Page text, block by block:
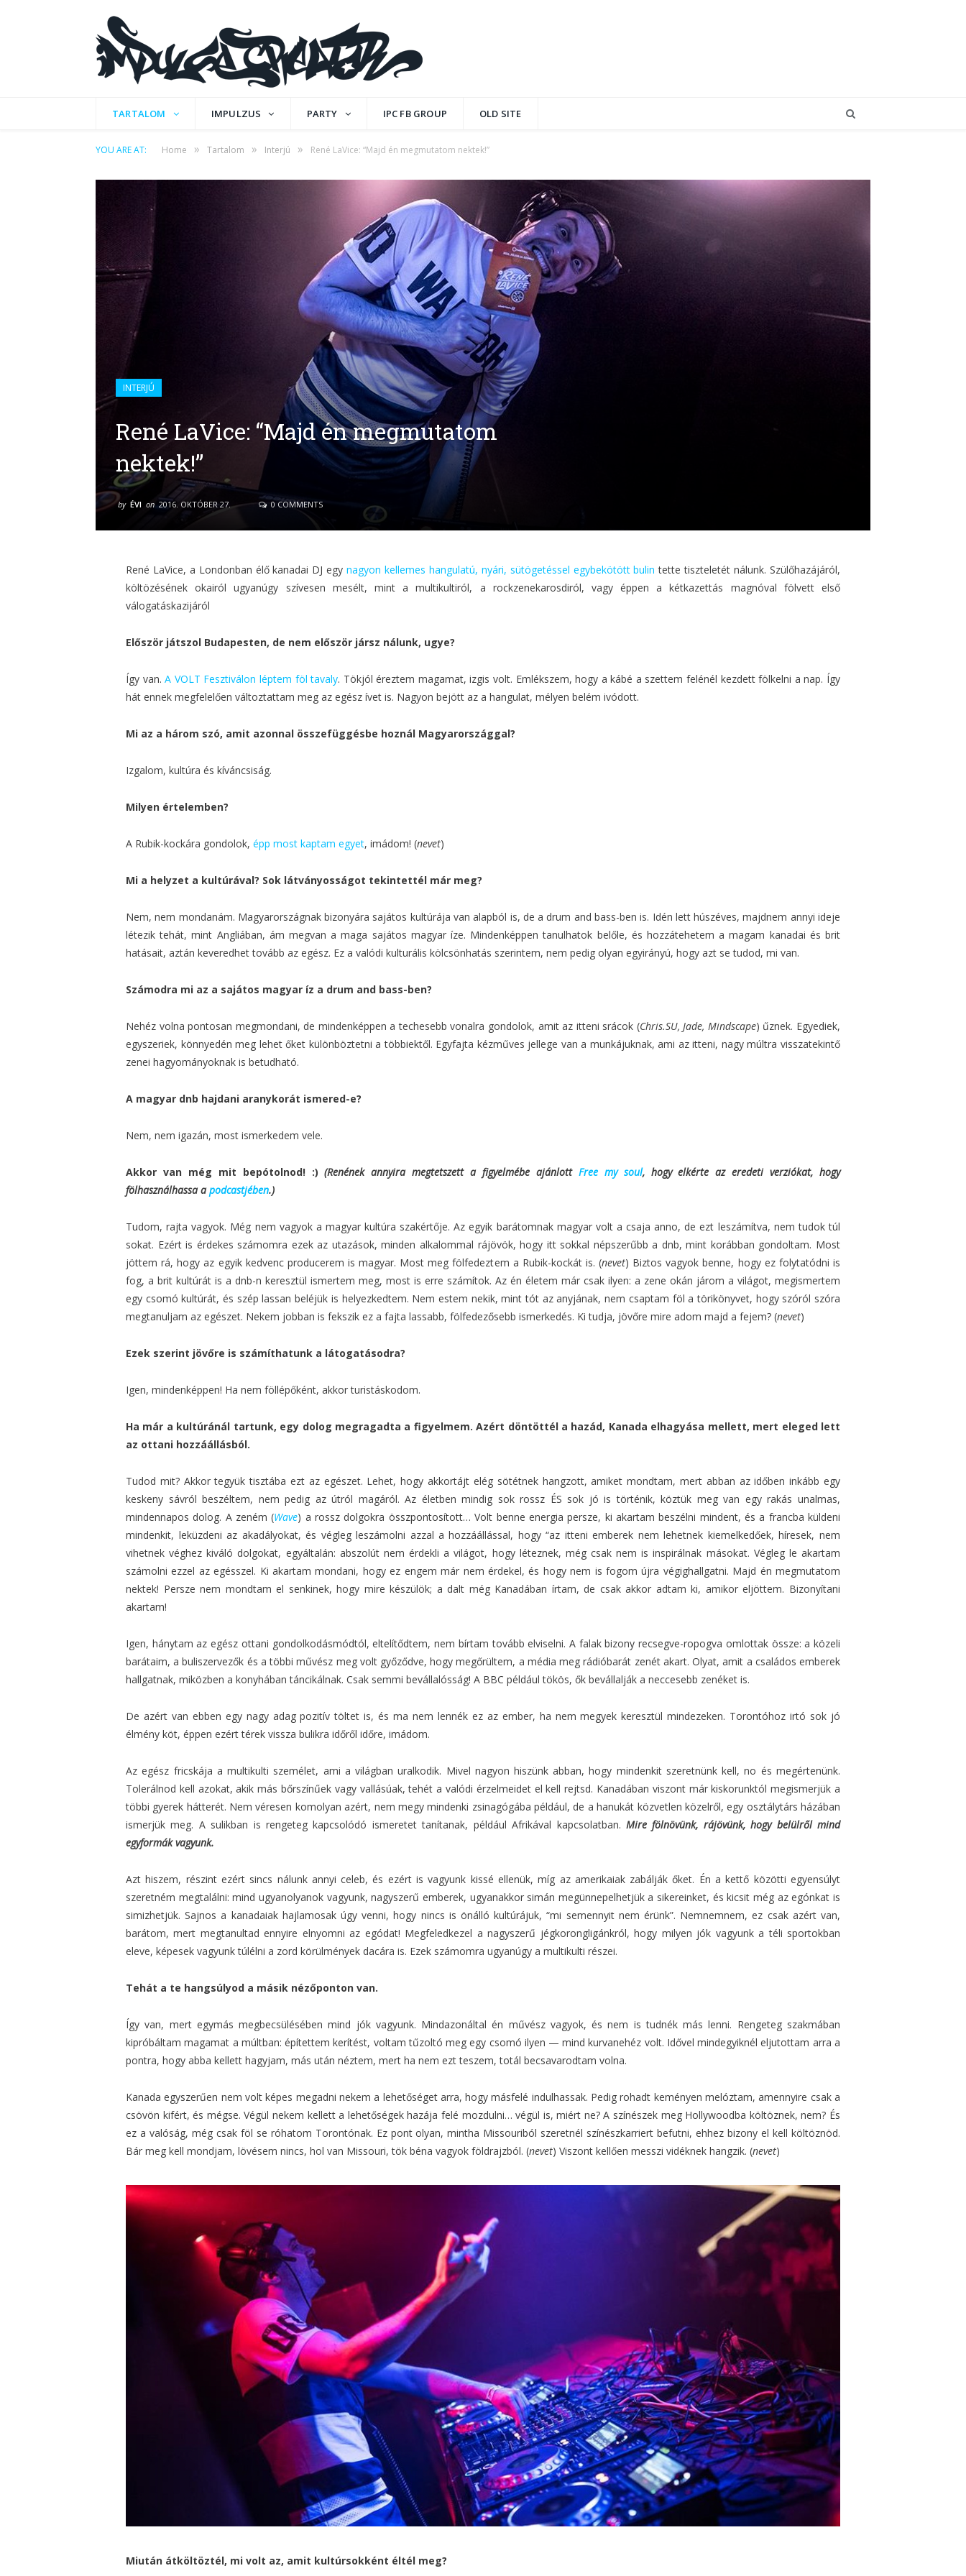
TARTALOM IMPULZUS PARTY IPC FB GROUP OLD SITE
YOU ARE AT: Home » Tartalom » Interjú » René LaVice: “Majd én megmutatom nektek!”
INTERJÚ
René LaVice: “Majd én megmutatom
nektek!”
by ÉVI on 2016. OKTÓBER 27. 0 COMMENTS
René LaVice, a Londonban élő kanadai DJ egynagyon kellemes hangulatú, nyári, sütögetéssel egybekötött bulintette tiszteletét nálunk. Szülőhazájáról,
költözésének okairól ugyanúgy szívesen mesélt, mint a multikultiról, a rockzenekarosdiról, vagy éppen a kétkazettás magnóval fölvett első
válogatáskazijáról
Először játszol Budapesten, de nem először jársz nálunk, ugye?
Így van.A VOLT Fesztiválon léptem föl tavaly. Tökjól éreztem magamat, izgis volt. Emlékszem, hogy a kábé a szettem felénél kezdett fölkelni a nap. Így
hát ennek megfelelően változtattam meg az egész ívet is. Nagyon bejött az a hangulat, mélyen belém ivódott.
Mi az a három szó, amit azonnal összefüggésbe hoznál Magyarországgal?
Izgalom, kultúra és kíváncsiság.
Milyen értelemben?
A Rubik-kockára gondolok,épp most kaptam egyet, imádom! (nevet)
Mi a helyzet a kultúrával? Sok látványosságot tekintettél már meg?
Nem, nem mondanám. Magyarországnak bizonyára sajátos kultúrája van alapból is, de a drum and bass-ben is. Idén lett húszéves, majdnem annyi ideje
létezik tehát, mint Angliában, ám megvan a maga sajátos magyar íze. Mindenképpen tanulhatok belőle, és hozzátehetem a magam kanadai és brit
hatásait, aztán keveredhet tovább az egész. Ez a valódi kulturális kölcsönhatás szerintem, nem pedig olyan egyirányú, hogy azt se tudod, mi van.
Számodra mi az a sajátos magyar íz a drum and bass-ben?
Nehéz volna pontosan megmondani, de mindenképpen a techesebb vonalra gondolok, amit az itteni srácok (Chris.SU, Jade, Mindscape) űznek. Egyediek,
egyszeriek, könnyedén meg lehet őket különböztetni a többiektől. Egyfajta kézműves jellege van a munkájuknak, ami az itteni, nagy múltra visszatekintő
zenei hagyományoknak is betudható.
A magyar dnb hajdani aranykorát ismered-e?
Nem, nem igazán, most ismerkedem vele.
Akkor van még mit bepótolnod! :)(Renének annyira megtetszett a figyelmébe ajánlott Free my soul, hogy elkérte az eredeti verziókat, hogy
fölhasználhassa apodcastjében.)
Tudom, rajta vagyok. Még nem vagyok a magyar kultúra szakértője. Az egyik barátomnak magyar volt a csaja anno, de ezt leszámítva, nem tudok túl
sokat. Ezért is érdekes számomra ezek az utazások, minden alkalommal rájövök, hogy itt sokkal népszerűbb a dnb, mint korábban gondoltam. Most
jöttem rá, hogy az egyik kedvenc producerem is magyar. Most meg fölfedeztem a Rubik-kockát is. (nevet) Biztos vagyok benne, hogy ez folytatódni is
fog, a brit kultúrát is a dnb-n keresztül ismertem meg, most is erre számítok. Az én életem már csak ilyen: a zene okán járom a világot, megismertem
egy csomó kultúrát, és szép lassan beléjük is helyezkedtem. Nem estem nekik, mint tót az anyjának, nem csaptam föl a törikönyvet, hogy szóról szóra
megtanuljam az egészet. Nekem jobban is fekszik ez a fajta lassabb, fölfedezősebb ismerkedés. Ki tudja, jövőre mire adom majd a fejem? (nevet)
Ezek szerint jövőre is számíthatunk a látogatásodra?
Igen, mindenképpen! Ha nem föllépőként, akkor turistáskodom.
Ha már a kultúránál tartunk, egy dolog megragadta a figyelmem. Azért döntöttél a hazád, Kanada elhagyása mellett, mert eleged lett
az ottani hozzáállásból.
Tudod mit? Akkor tegyük tisztába ezt az egészet. Lehet, hogy akkortájt elég sötétnek hangzott, amiket mondtam, mert abban az időben inkább egy
keskeny sávról beszéltem, nem pedig az útról magáról. Az életben mindig sok rossz ÉS sok jó is történik, köztük meg van egy rakás unalmas,
mindennapos dolog. A zeném (Wave) a rossz dolgokra összpontosított… Volt benne energia persze, ki akartam beszélni mindent, és a francba küldeni
mindenkit, leküzdeni az akadályokat, és végleg leszámolni azzal a hozzáállással, hogy “az itteni emberek nem lehetnek kiemelkedőek, híresek, nem
vihetnek véghez kiváló dolgokat, egyáltalán: abszolút nem érdekli a világot, hogy léteznek, még csak nem is inspirálnak másokat. Végleg le akartam
számolni ezzel az egésszel. Ki akartam mondani, hogy ez engem már nem érdekel, és hogy nem is fogom újra végighallgatni. Majd én megmutatom
nektek! Persze nem mondtam el senkinek, hogy mire készülök; a dalt még Kanadában írtam, de csak akkor adtam ki, amikor eljöttem. Bizonyítani
akartam!
Igen, hánytam az egész ottani gondolkodásmódtól, eltelítődtem, nem bírtam tovább elviselni. A falak bizony recsegve-ropogva omlottak össze: a közeli
barátaim, a buliszervezők és a többi művész meg volt győződve, hogy megőrültem, a média meg rádióbarát zenét akart. Olyat, amit a családos emberek
hallgatnak, miközben a konyhában táncikálnak. Csak semmi bevállalósság! A BBC például tökös, ők bevállalják a neccesebb zenéket is.
De azért van ebben egy nagy adag pozitív töltet is, és ma nem lennék ez az ember, ha nem megyek keresztül mindezeken. Torontóhoz irtó sok jó
élmény köt, éppen ezért térek vissza bulikra időről időre, imádom.
Az egész fricskája a multikulti személet, ami a világban uralkodik. Mivel nagyon hiszünk abban, hogy mindenkit szeretnünk kell, no és megértenünk.
Tolerálnod kell azokat, akik más bőrszínűek vagy vallásúak, tehét a valódi érzelmeidet el kell rejtsd. Kanadában viszont már kiskorunktól megismerjük a
többi gyerek hátterét. Nem véresen komolyan azért, nem megy mindenki zsinagógába például, de a hanukát közvetlen közelről, egy osztálytárs házában
ismerjük meg. A sulikban is rengeteg kapcsolódó ismeretet tanítanak, például Afrikával kapcsolatban. Mire fölnövünk, rájövünk, hogy belülről mind
egyformák vagyunk.
Azt hiszem, részint ezért sincs nálunk annyi celeb, és ezért is vagyunk kissé ellenük, míg az amerikaiak zabálják őket. Én a kettő közötti egyensúlyt
szeretném megtalálni: mind ugyanolyanok vagyunk, nagyszerű emberek, ugyanakkor simán megünnepelhetjük a sikereinket, és kicsit még az egónkat is
simizhetjük. Sajnos a kanadaiak hajlamosak úgy venni, hogy nincs is önálló kultúrájuk, “mi semennyit nem érünk”. Nemnemnem, ez csak azért van,
barátom, mert megtanultad ennyire elnyomni az egódat! Megfeledkezel a nagyszerű jégkorongligánkról, hogy milyen jók vagyunk a téli sportokban
eleve, képesek vagyunk túlélni a zord körülmények dacára is. Ezek számomra ugyanúgy a multikulti részei.
Tehát a te hangsúlyod a másik nézőponton van.
Így van, mert egymás megbecsülésében mind jók vagyunk. Mindazonáltal én művész vagyok, és nem is tudnék más lenni. Rengeteg szakmában
kipróbáltam magamat a múltban: építettem kerítést, voltam tűzoltó meg egy csomó ilyen — mind kurvanehéz volt. Idővel mindegyiknél eljutottam arra a
pontra, hogy abba kellett hagyjam, más után néztem, mert ha nem ezt teszem, totál becsavarodtam volna.
Kanada egyszerűen nem volt képes megadni nekem a lehetőséget arra, hogy másfelé indulhassak. Pedig rohadt keményen melóztam, amennyire csak a
csövön kifért, és mégse. Végül nekem kellett a lehetőségek hazája felé mozdulni… végül is, miért ne? A színészek meg Hollywoodba költöznek, nem? És
ez a valóság, még csak föl se róhatom Torontónak. Ez pont olyan, mintha Missouriból szeretnél színészkarriert befutni, ehhez bizony el kell költöznöd.
Bár meg kell mondjam, lövésem nincs, hol van Missouri, tök béna vagyok földrajzból. (nevet) Viszont kellően messzi vidéknek hangzik. (nevet)
Miután átköltöztél, mi volt az, amit kultúrsokként éltél meg?